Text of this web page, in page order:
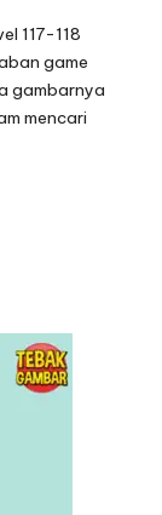
117-118
game
gambarnya
mencari